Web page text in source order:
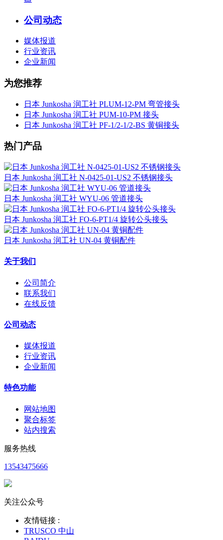
公司动态
媒体报道
行业资讯
企业新闻
为您推荐
日本 Junkosha 润工社 PLUM-12-PM 弯管接头
日本 Junkosha 润工社 PUM-10-PM 接头
日本 Junkosha 润工社 PF-1/2-1/2-BS 黄铜接头
热门产品
日本 Junkosha 润工社 N-0425-01-US2 不锈钢接头
日本 Junkosha 润工社 WYU-06 管道接头
日本 Junkosha 润工社 FO-6-PT1/4 旋转公头接头
日本 Junkosha 润工社 UN-04 黄铜配件
关于我们
公司简介
联系我们
在线反馈
公司动态
媒体报道
行业资讯
企业新闻
特色功能
网站地图
聚合标签
站内搜索
服务热线
13543475666
关注公众号
友情链接 :
TRUSCO 中山